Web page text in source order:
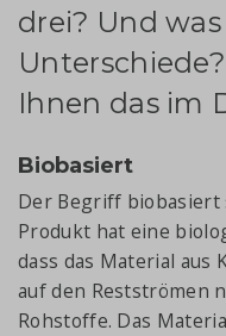
drei? Und
Ihnen das im
Biobasiert
Der Begriff biobasiert
Produkt hat eine
dass das Material
auf den Restströmen
Rohstoffe. Das